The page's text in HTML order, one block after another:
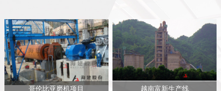
哥伦比亚磨机项目 越南富新生产线